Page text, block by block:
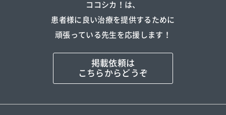
ココシカ！は、
患者様に良い治療を提供するために
頑張っている先生を応援します！
掲載依頼は
こちらからどうぞ